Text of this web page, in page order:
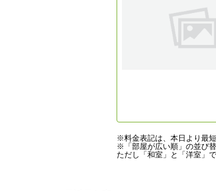
※料金表記は、本日より最
※「部屋が広い順」の並び
ただし「和室」と「洋室」